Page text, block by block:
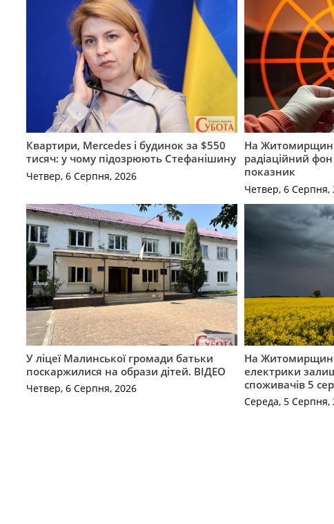
Квартири, Mercedes і будинок за $550
тисяч: у чому підозрюють Стефанішину
Четвер, 6 Серпня, 2026
На
радіаційний
показник
Четвер, 6 Серпня,
У ліцеї Малинської громади батьки
поскаржилися на образи дітей. ВІДЕО
Четвер, 6 Серпня, 2026
На Житомирщині
електрики
споживачів 5
Середа, 5 Серпня,